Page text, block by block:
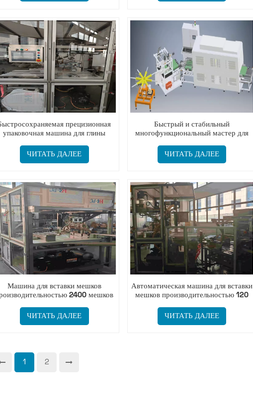
прецизионная
упаковочная машина для глины
ЧИТАТЬ ДАЛЕЕ
Быстрый и стабильный
многофункциональный мастер для
ЧИТАТЬ ДАЛЕЕ
Машина для вставки мешков
2400 мешков
ЧИТАТЬ ДАЛЕЕ
Автоматическая машина для вставки
мешков производительностью 120
ЧИТАТЬ ДАЛЕЕ
1 2